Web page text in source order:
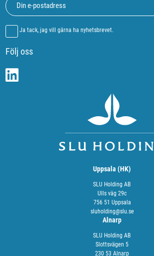
Ja tack, jag vill gärna ha nyhetsbrevet.
Följ oss
Uppsala (HK)
SLU Holding AB
Ulls väg 29c
756 51 Uppsala
sluholding@slu.se
Alnarp
SLU Holding AB
Slottsvägen 5
230 53 Alnarp